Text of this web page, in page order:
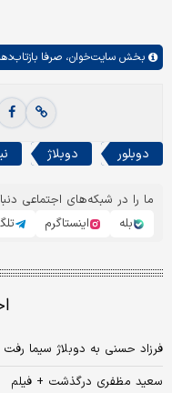
بخش سایت‌خوان، صرفا
دوبلور دوبلاژ
ما را در شبکه‌های اجتماعی
بله
اینستاگرم
فرزاد حسنی به دوبلاژ سیما رفت
سعید مظفری درگذشت + فیلم